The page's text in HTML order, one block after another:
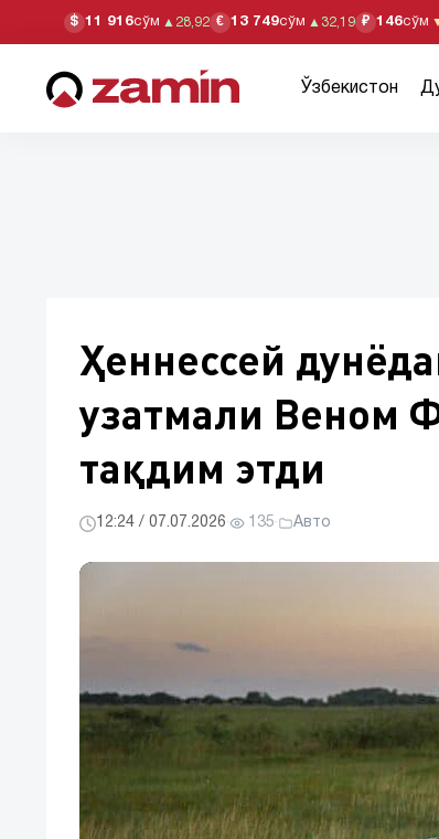
$ 11 916сўм ▲ 28,92 € 13 749сўм ▲ 32,19 ₽ 146сўм
Ўзбекистон
Ҳеннессей
узатмали Веном
тақдим этди
12:24 / 07.07.2026· 135· Авто